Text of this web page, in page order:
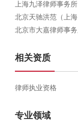
上海九泽律师事务
北京天驰洪范（上
北京市大嘉律师事
相关资质
律师执业资格
专业领域